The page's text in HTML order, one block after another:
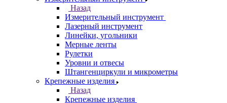
Назад
Измерительный инструмент
Лазерный инструмент
Линейки, угольники
Мерные ленты
Рулетки
Уровни и отвесы
Штангенциркули и микрометры
Крепежные изделия
Назад
Крепежные изделия